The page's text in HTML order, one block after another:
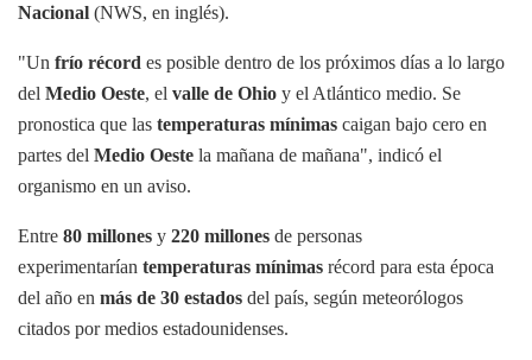
Nacional (NWS, en inglés).
"Un frío récord es posible dentro de los próximos días a lo largo
del Medio Oeste, el valle de Ohio y el Atlántico medio. Se
pronostica que las temperaturas mínimas caigan bajo cero en
partes del Medio Oeste la mañana de mañana", indicó el
organismo en un aviso.
Entre 80 millones y 220 millones de personas
experimentarían temperaturas mínimas récord para esta época
del año en más de 30 estados del país, según meteorólogos
citados por medios estadounidenses.